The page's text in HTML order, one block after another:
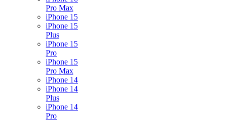
Pro Max
iPhone 15
iPhone 15
Plus
iPhone 15
Pro
iPhone 15
Pro Max
iPhone 14
iPhone 14
Plus
iPhone 14
Pro